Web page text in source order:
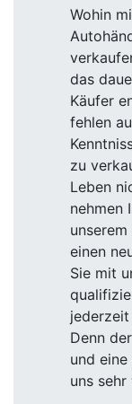
Wohin
das
Käufer
fehlen
zu
Leben
nehmen
einen
Sie mit
Denn
und
uns